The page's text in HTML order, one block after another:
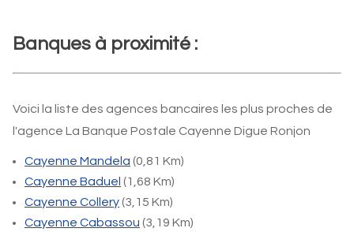
Banques à proximité :
Voici la liste des agences bancaires les plus proches de
l'agence La Banque Postale Cayenne Digue Ronjon
Cayenne Mandela (0,81 Km)
Cayenne Baduel (1,68 Km)
Cayenne Collery(3,15 Km)
Cayenne Cabassou (3,19 Km)